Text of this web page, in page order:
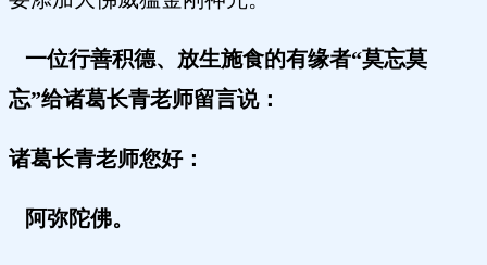
一位行善积德、放生施食的有缘者“莫忘莫
忘”给诸葛长青老师留言说：
诸葛长青老师您好：
阿弥陀佛。